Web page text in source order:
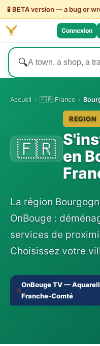
🧪 BETA version — a bug or
Connexion
🔍
Accueil › 🇫🇷 France ›
🇫🇷
REGION
en
La région
OnBouge :
services de
Choisissez votre
OnBouge TV —
Franche-Comté
‹